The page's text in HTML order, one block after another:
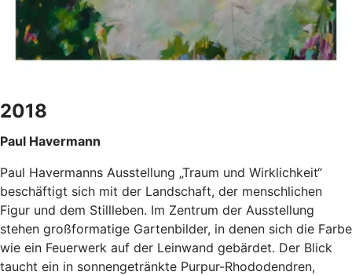
2018
Paul Havermann
Paul Havermanns Ausstellung „Traum und Wirklichkeit“
beschäftigt sich mit der Landschaft, der menschlichen
Figur und dem Stillleben. Im Zentrum der Ausstellung
stehen großformatige Gartenbilder, in denen sich die Farbe
wie ein Feuerwerk auf der Leinwand gebärdet. Der Blick
taucht ein in sonnengetränkte Purpur-Rhododendren,